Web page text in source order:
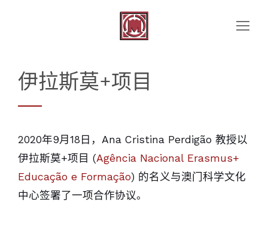
伊拉斯莫+项目
2020年9月18日，Ana Cristina Perdigão 教授以
伊拉斯莫+项目 (Agência Nacional Erasmus+
Educação e Formação) 的名义与澳门科学文化
中心签署了一项合作协议。